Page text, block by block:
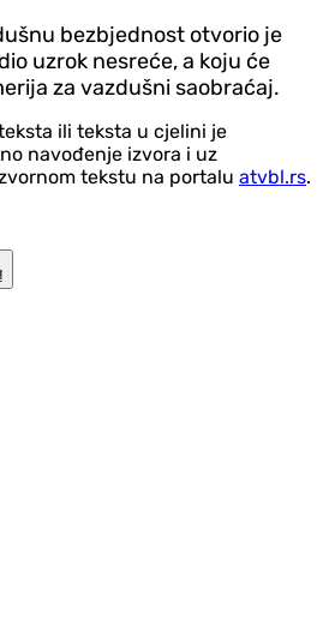
bezbjednost otvorio je
uzrok nesreće, a koju će
za vazdušni saobraćaj.
ili teksta u cjelini je
navođenje izvora i uz
tekstu na portalu atvbl.rs.